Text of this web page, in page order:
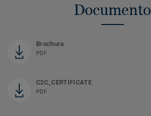
Documento
Brochura
PDF
C2C_CERTIFICATE
PDF